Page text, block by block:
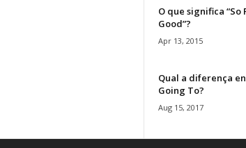
O que significa “So
Good”?
Apr 13, 2015
Qual a diferença
Going To?
Aug 15, 2017